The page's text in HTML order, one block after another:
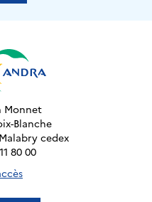
Monnet
Blanche
cedex
80 00